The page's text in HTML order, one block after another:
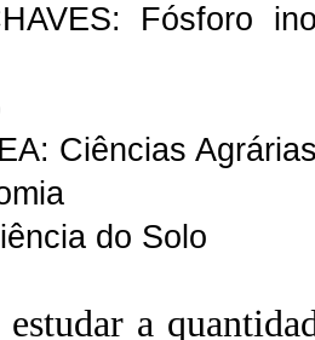
Fósforo
Ciências
do Solo
estudar a